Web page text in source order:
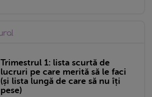
Trimestrul 1: lista scurtă de
lucruri pe care merită să le faci
(și lista lungă de care să nu îți
pese)